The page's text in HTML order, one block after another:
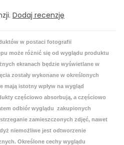
Dodaj recenzję
w postaci fotografii
może różnić się od wyglądu produktu
ekranach będzie wyświetlane w
zostały wykonane w określonych
mają istotny wpływ na wygląd
częściowo absorbują, a częściowo
odbiór wyglądu zakupionych
zamieszczonych zdjęć, nawet
niemożliwe jest odtworzenie
Określone cechy wyglądu